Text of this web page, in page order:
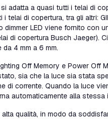
adatta a quasi tutti i telai di
telai di copertura, tra gli altri:
dimmer LED viene fornito con
di copertura Busch Jaeger).
4 mm a 6 mm.
Off Memory e Power Off
sia che la luce sia stata
di corrente. Quando la luce
automaticamente alla stessa
qualità, in modo da